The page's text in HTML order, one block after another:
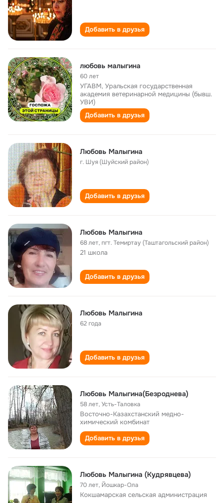
Добавить в друзья
любовь малыгина
60 лет
УГАВМ, Уральская государственная
академия ветеринарной медицины (бывш.
УВИ)
Добавить в друзья
Любовь Малыгина
г. Шуя (Шуйский район)
Добавить в друзья
Любовь Малыгина
68 лет,пгт. Темиртау (Таштагольский район)
21 школа
Добавить в друзья
Любовь Малыгина
62 года
Добавить в друзья
Любовь Малыгина(Безроднева)
58 лет,Усть-Таловка
Восточно-Казахстанский медно-
химический комбинат
Добавить в друзья
Любовь Малыгина (Кудрявцева)
70 лет, Йошкар-Ола
Кокшамарская сельская администрация